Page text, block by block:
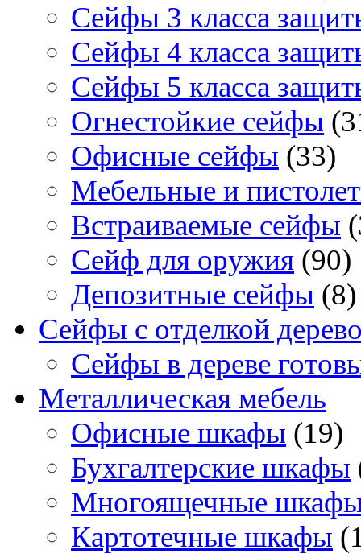
Сейфы 3 класса
Сейфы 4 класса
Сейфы 5 класса
Огнестойкие сейфы
Офисные сейфы (33)
Мебельные и
Встраиваемые сейфы
Сейф для оружия (90)
Депозитные сейфы (8)
Сейфы с отделкой
Сейфы в дереве
Металлическая мебель
Офисные шкафы (19)
Бухгалтерские шкафы
Многоящечные
Картотечные шкафы